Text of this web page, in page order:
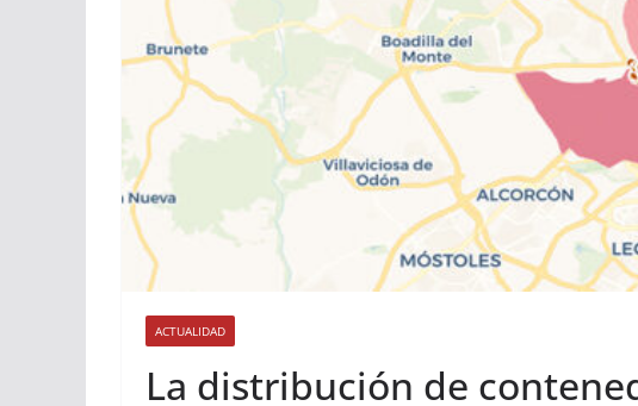
ACTUALIDAD
La distribución de